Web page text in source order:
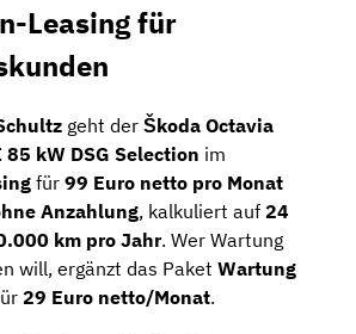
Leasing für
geht der Škoda Octavia
kW DSG Selection im
für 99 Euro netto pro Monat
Anzahlung, kalkuliert auf 24
km pro Jahr. Wer Wartung
will, ergänzt das Paket Wartung
29 Euro netto/Monat.